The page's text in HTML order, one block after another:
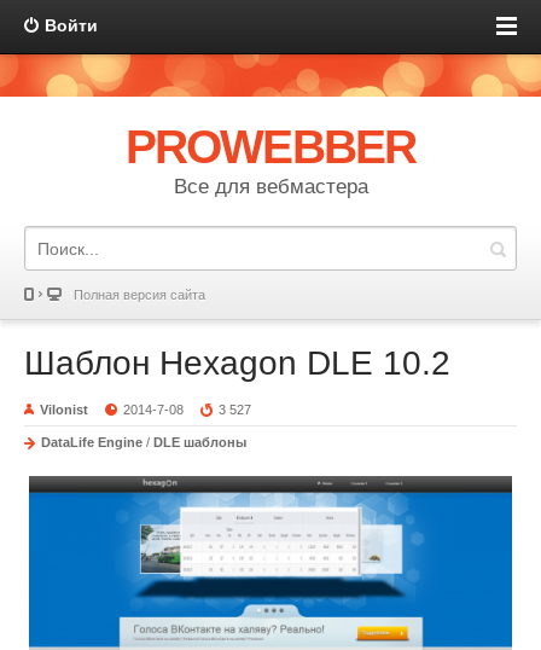
Войти
PROWEBBER
Все для вебмастера
Полная версия сайта
Шаблон Hexagon DLE 10.2
Vilonist 2014-7-08 3 527
DataLife Engine / DLE шаблоны